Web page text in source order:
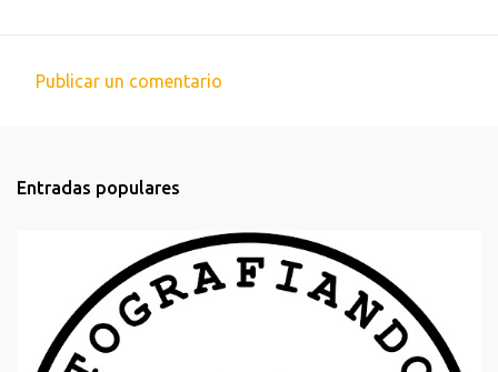
e
Publicar un comentario
Entradas populares